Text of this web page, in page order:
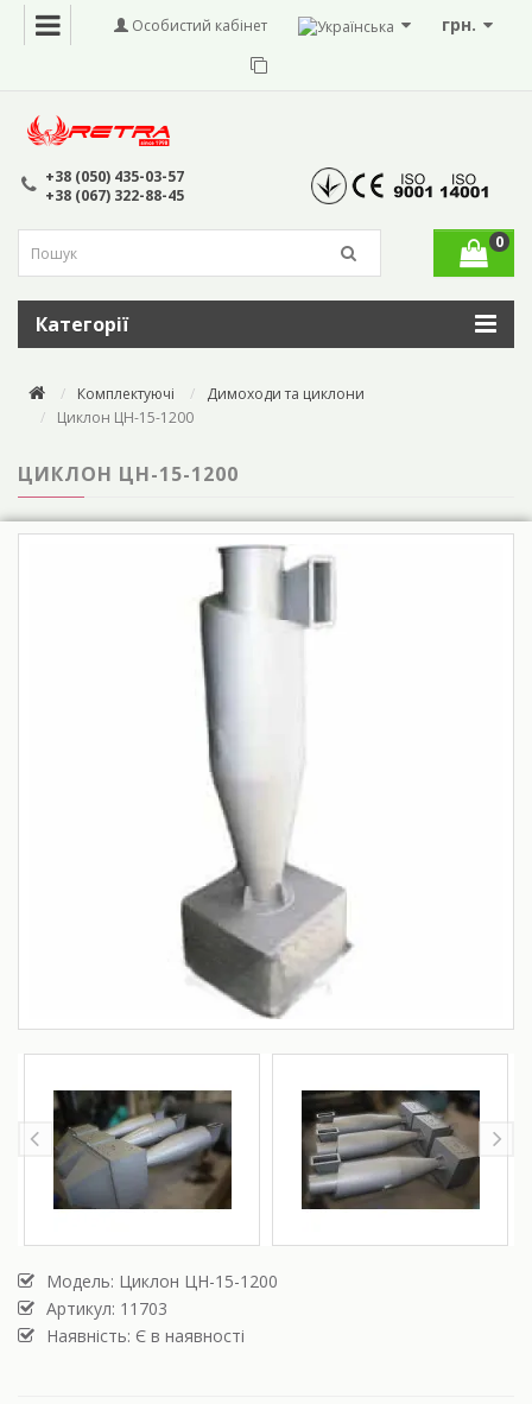
грн.
Особистий кабінет
+38 (050) 435-03-57
+38 (067) 322-88-45
0
Категорії
Комплектуючі
Димоходи та циклони
Циклон ЦН-15-1200
ЦИКЛОН ЦН-15-1200
Модель: Циклон ЦН-15-1200
Артикул: 11703
Наявність: Є в наявності